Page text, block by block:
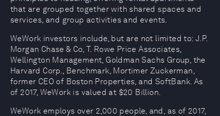
that are grouped together with shared spaces and
services, and group activities and events.
WeWork investors include, but are not limited to: J.P.
Morgan Chase & Co, T. Rowe Price Associates,
Wellington Management, Goldman Sachs Group, the
Harvard Corp., Benchmark, Mortimer Zuckerman,
former CEO of Boston Properties, and SoftBank. As
of 2017, WeWork is valued at $20 Billion.
WeWork employs over 2,000 people, and, as of 2017,